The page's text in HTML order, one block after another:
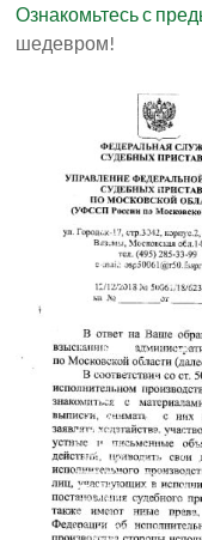
Ознакомьтесь с
шедевром!